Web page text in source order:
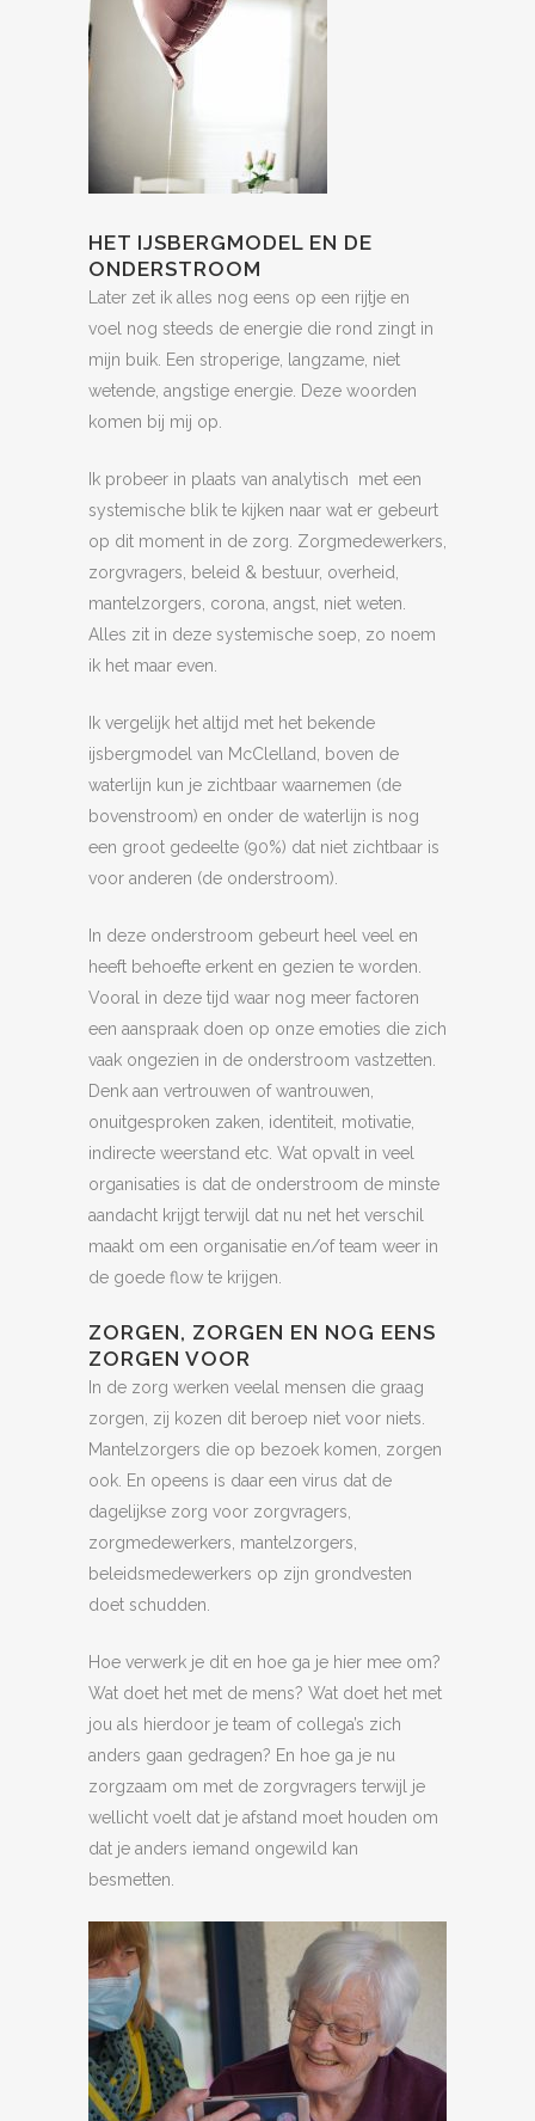
HET IJSBERGMODEL EN DE
ONDERSTROOM
Later zet ik alles nog eens op een rijtje en
voel nog steeds de energie die rond zingt in
mijn buik. Een stroperige, langzame, niet
wetende, angstige energie. Deze woorden
komen bij mij op.
Ik probeer in plaats van analytisch met een
systemische blik te kijken naar wat er gebeurt
op dit moment in de zorg. Zorgmedewerkers,
zorgvragers, beleid & bestuur, overheid,
mantelzorgers, corona, angst, niet weten.
Alles zit in deze systemische soep, zo noem
ik het maar even.
Ik vergelijk het altijd met het bekende
ijsbergmodel van McClelland, boven de
waterlijn kun je zichtbaar waarnemen (de
bovenstroom) en onder de waterlijn is nog
een groot gedeelte (90%) dat niet zichtbaar is
voor anderen (de onderstroom).
In deze onderstroom gebeurt heel veel en
heeft behoefte erkent en gezien te worden.
Vooral in deze tijd waar nog meer factoren
een aanspraak doen op onze emoties die zich
vaak ongezien in de onderstroom vastzetten.
Denk aan vertrouwen of wantrouwen,
onuitgesproken zaken, identiteit, motivatie,
indirecte weerstand etc. Wat opvalt in veel
organisaties is dat de onderstroom de minste
aandacht krijgt terwijl dat nu net het verschil
maakt om een organisatie en/of team weer in
de goede flow te krijgen.
ZORGEN, ZORGEN EN NOG EENS
ZORGEN VOOR
In de zorg werken veelal mensen die graag
zorgen, zij kozen dit beroep niet voor niets.
Mantelzorgers die op bezoek komen, zorgen
ook. En opeens is daar een virus dat de
dagelijkse zorg voor zorgvragers,
zorgmedewerkers, mantelzorgers,
beleidsmedewerkers op zijn grondvesten
doet schudden.
Hoe verwerk je dit en hoe ga je hier mee om?
Wat doet het met de mens? Wat doet het met
jou als hierdoor je team of collega’s zich
anders gaan gedragen? En hoe ga je nu
zorgzaam om met de zorgvragers terwijl je
wellicht voelt dat je afstand moet houden om
dat je anders iemand ongewild kan
besmetten.